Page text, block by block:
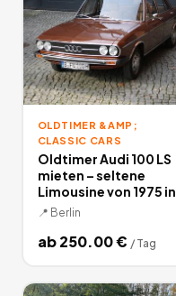
OLDTIMER &AMP;
CLASSIC CARS
Oldtimer Audi 100 LS
mieten – seltene
Limousine von 1975 in
📍 Berlin
ab250.00€ / Tag